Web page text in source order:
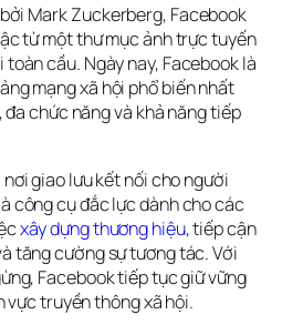
Mark Zuckerberg, Facebook
từ một thư mục ảnh trực tuyến
cầu. Ngày nay, Facebook là
mạng xã hội phổ biến nhất
chức năng và khả năng tiếp
giao lưu kết nối cho người
công cụ đắc lực dành cho các
xây dựng thương hiệu, tiếp cận
tăng cường sự tương tác. Với
Facebook tiếp tục giữ vững
vực truyền thông xã hội.